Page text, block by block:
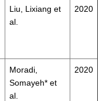
Liu, Lixiang et
al.
2020
Moradi,
Somayeh* et
al.
2020